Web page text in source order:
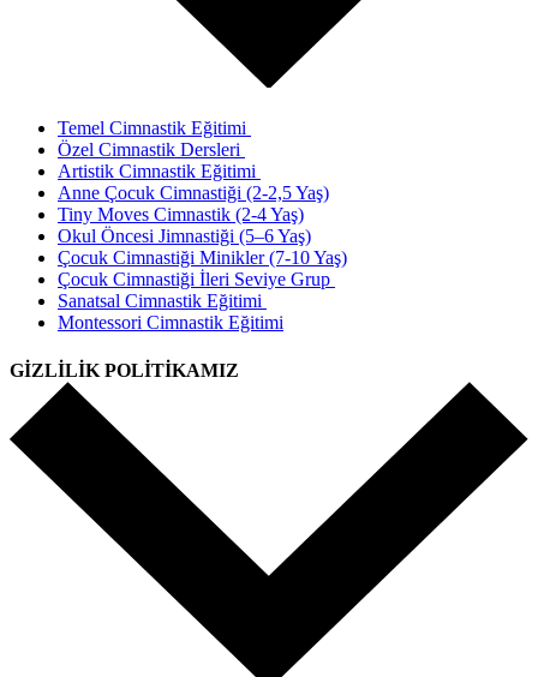
Temel Cimnastik Eğitimi
Özel Cimnastik Dersleri
Artistik Cimnastik Eğitimi
Anne Çocuk Cimnastiği (2-2,5 Yaş)
Tiny Moves Cimnastik (2-4 Yaş)
Okul Öncesi Jimnastiği (5–6 Yaş)
Çocuk Cimnastiği Minikler (7-10 Yaş)
Çocuk Cimnastiği İleri Seviye Grup
Sanatsal Cimnastik Eğitimi
Montessori Cimnastik Eğitimi
GİZLİLİK POLİTİKAMIZ